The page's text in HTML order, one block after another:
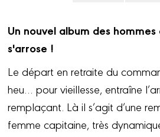
Un nouvel album des
s'arrose !
Le départ en retraite du
heu… pour vieillesse, entraîne
remplaçant. Là il s’agit d’une
femme capitaine, très